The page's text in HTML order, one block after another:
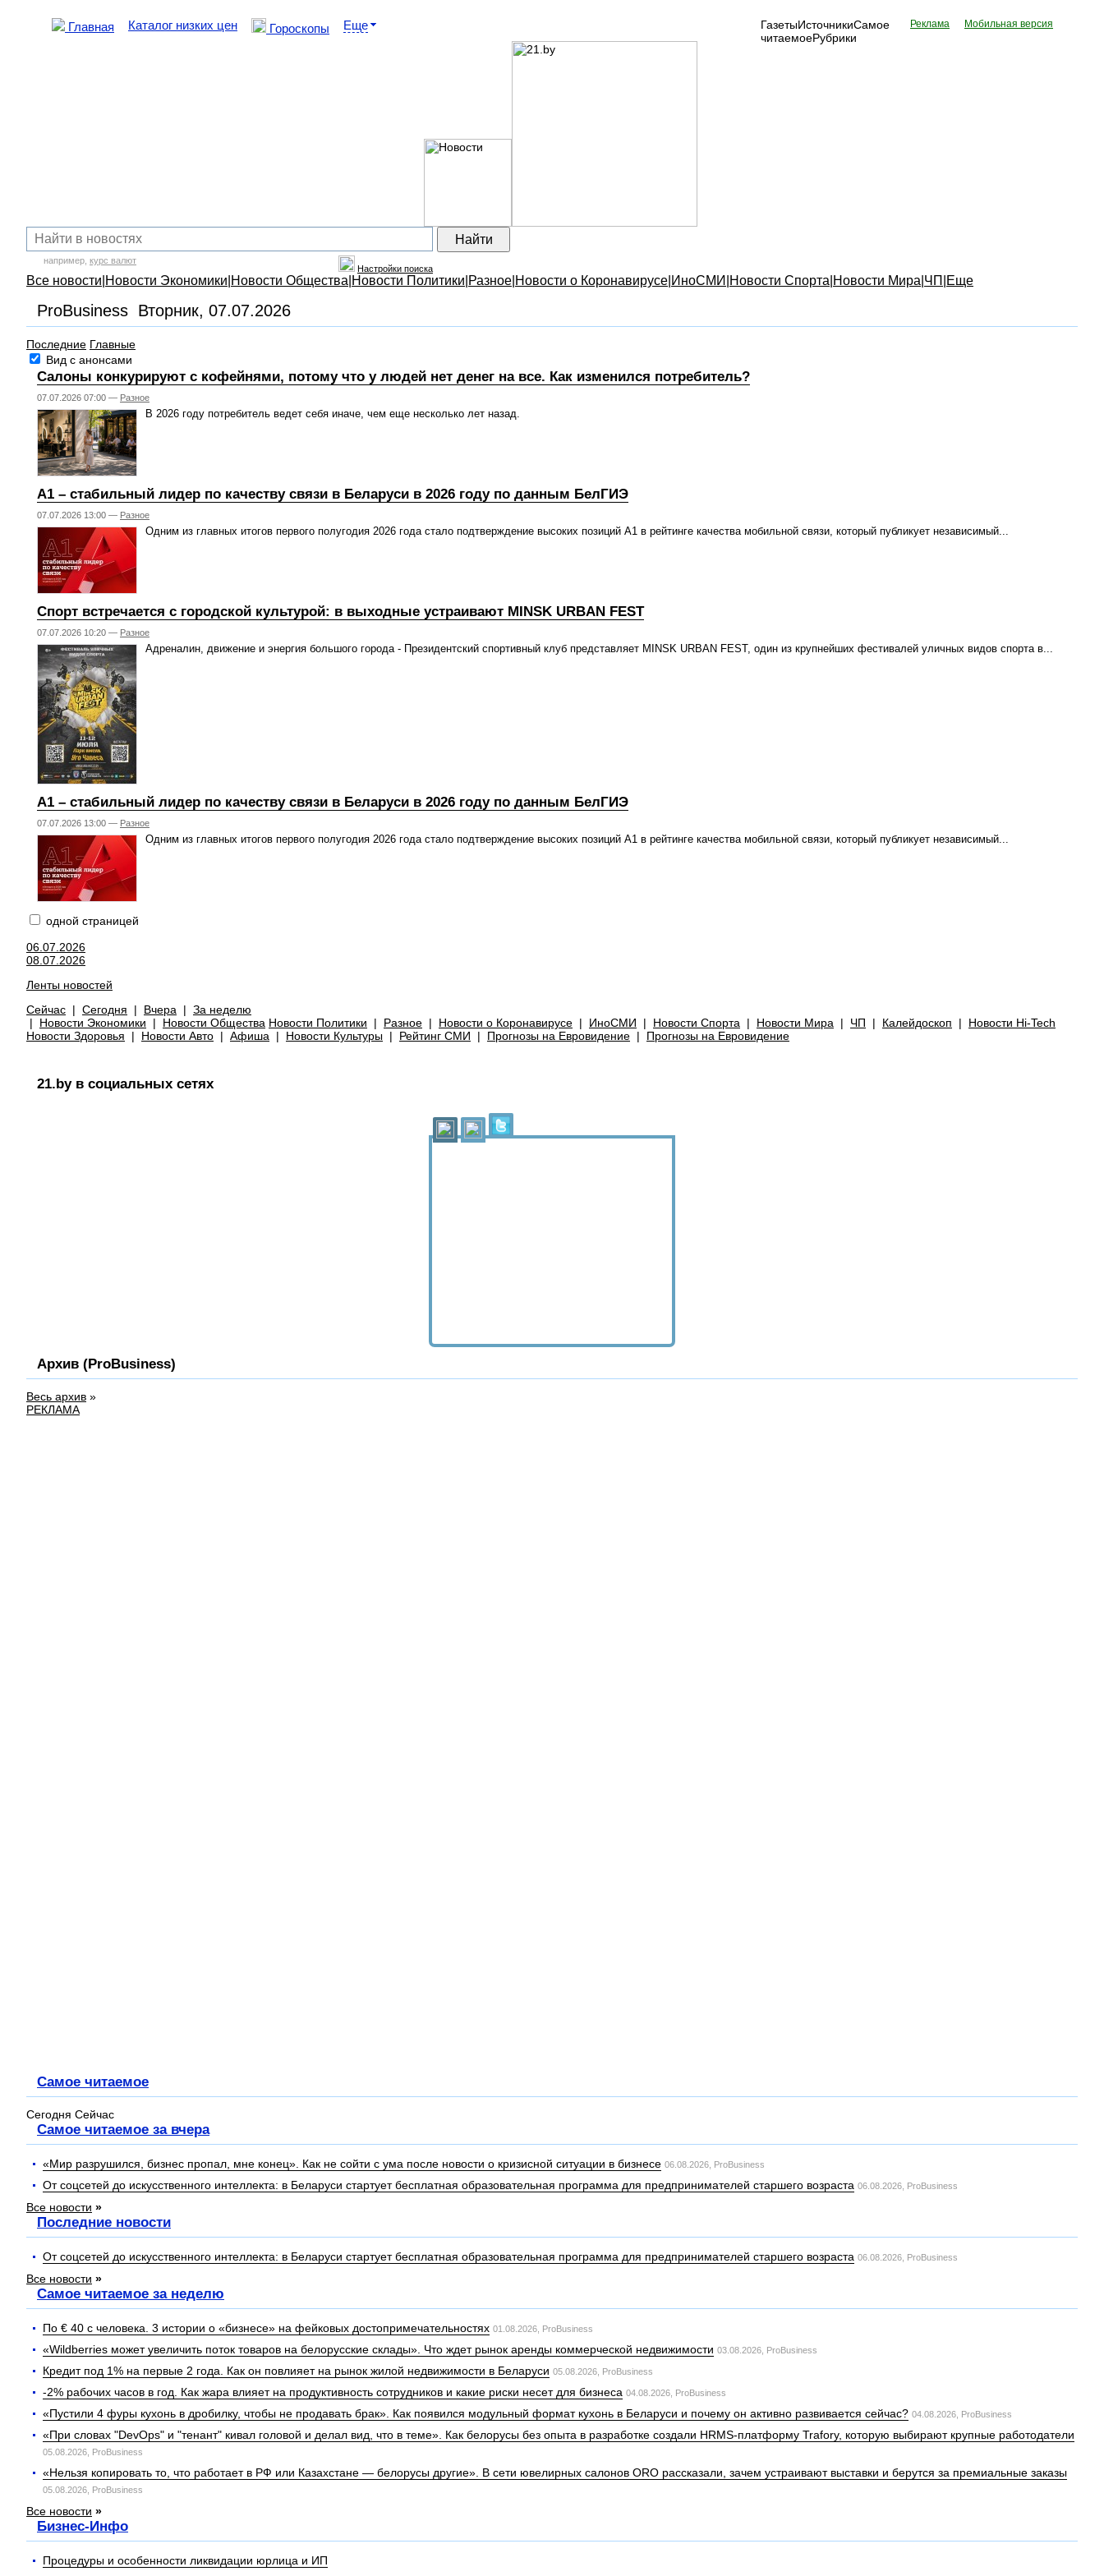
Главная Каталог низких цен Гороскопы Еще Мобильная версия
Реклама
например, курс валют
Настройки поиска
ГазетыИсточникиСамое
читаемоеРубрики
Все новости Новости Экономики Новости Общества Новости Политики Разное Новости о Коронавирусе ИноСМИ Новости Спорта Новости Мира ЧП Еще
ProBusiness Вторник, 07.07.2026
Последние Главные
Вид с анонсами
Салоны конкурируют с кофейнями, потому что у людей нет денег на все. Как изменился потребитель?
07.07.2026 07:00 — Разное
В 2026 году потребитель ведет себя иначе, чем еще несколько лет назад.
А1 – стабильный лидер по качеству связи в Беларуси в 2026 году по данным БелГИЭ
07.07.2026 13:00 — Разное
Одним из главных итогов первого полугодия 2026 года стало подтверждение высоких позиций А1 в рейтинге качества мобильной связи, который публикует независимый...
Спорт встречается с городской культурой: в выходные устраивают MINSK URBAN FEST
07.07.2026 10:20 — Разное
Адреналин, движение и энергия большого города - Президентский спортивный клуб представляет MINSK URBAN FEST, один из крупнейших фестивалей уличных видов спорта в...
А1 – стабильный лидер по качеству связи в Беларуси в 2026 году по данным БелГИЭ
07.07.2026 13:00 — Разное
Одним из главных итогов первого полугодия 2026 года стало подтверждение высоких позиций А1 в рейтинге качества мобильной связи, который публикует независимый...
одной страницей
06.07.2026
08.07.2026
Ленты новостей
Сейчас | Сегодня | Вчера | За неделю
|
Новости Экономики | Новости Общества Новости Политики | Разное | Новости о Коронавирусе | ИноСМИ | Новости Спорта | Новости Мира | ЧП | Калейдоскоп |
Новости Hi-Tech
Новости Здоровья
| Новости Авто | Афиша | Новости Культуры | Рейтинг СМИ | Прогнозы на Евровидение | Прогнозы на Евровидение
21.by в социальных сетях
Архив (ProBusiness)
Весь архив »
РЕКЛАМА
Самое читаемое
Сегодня Cейчас
Самое читаемое за вчера
«Мир разрушился, бизнес пропал, мне конец». Как не сойти с ума после новости о кризисной ситуации в бизнесе 06.08.2026, ProBusiness
От соцсетей до искусственного интеллекта: в Беларуси стартует бесплатная образовательная программа для предпринимателей старшего возраста 06.08.2026, ProBusiness
Все новости »
Последние новости
От соцсетей до искусственного интеллекта: в Беларуси стартует бесплатная образовательная программа для предпринимателей старшего возраста 06.08.2026, ProBusiness
Все новости »
Самое читаемое за неделю
По € 40 с человека. 3 истории о «бизнесе» на фейковых достопримечательностях 01.08.2026, ProBusiness
«Wildberries может увеличить поток товаров на белорусские склады». Что ждет рынок аренды коммерческой недвижимости 03.08.2026, ProBusiness
Кредит под 1% на первые 2 года. Как он повлияет на рынок жилой недвижимости в Беларуси 05.08.2026, ProBusiness
-2% рабочих часов в год. Как жара влияет на продуктивность сотрудников и какие риски несет для бизнеса 04.08.2026, ProBusiness
«Пустили 4 фуры кухонь в дробилку, чтобы не продавать брак». Как появился модульный формат кухонь в Беларуси и почему он активно развивается сейчас? 04.08.2026, ProBusiness
«При словах "DevOps" и "тенант" кивал головой и делал вид, что в теме». Как белорусы без опыта в разработке создали HRMS-платформу Trafory, которую выбирают крупные работодатели
05.08.2026, ProBusiness
«Нельзя копировать то, что работает в РФ или Казахстане — белорусы другие». В сети ювелирных салонов ORO рассказали, зачем устраивают выставки и берутся за премиальные заказы
05.08.2026, ProBusiness
Все новости »
Бизнес-Инфо
Процедуры и особенности ликвидации юрлица и ИП